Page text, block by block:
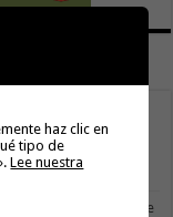
de igualdad entre
haz clic en
tipo de
Lee nuestra